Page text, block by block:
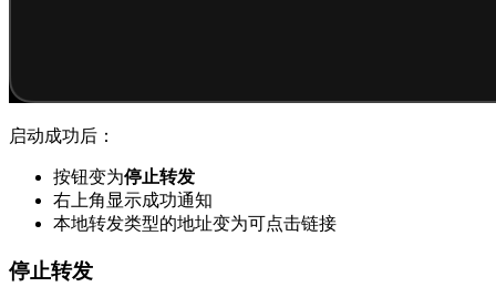
启动成功后：
按钮变为停止转发
右上角显示成功通知
本地转发类型的地址变为可点击链接
停止转发